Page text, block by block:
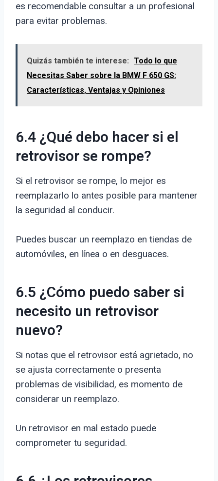
es recomendable consultar a un profesional
para evitar problemas.
Quizás también te interese: Todo lo que
Necesitas Saber sobre la BMW F 650 GS:
Características, Ventajas y Opiniones
6.4 ¿Qué debo hacer si el
retrovisor se rompe?
Si el retrovisor se rompe, lo mejor es
reemplazarlo lo antes posible para mantener
la seguridad al conducir.
Puedes buscar un reemplazo en tiendas de
automóviles, en línea o en desguaces.
6.5 ¿Cómo puedo saber si
necesito un retrovisor
nuevo?
Si notas que el retrovisor está agrietado, no
se ajusta correctamente o presenta
problemas de visibilidad, es momento de
considerar un reemplazo.
Un retrovisor en mal estado puede
comprometer tu seguridad.